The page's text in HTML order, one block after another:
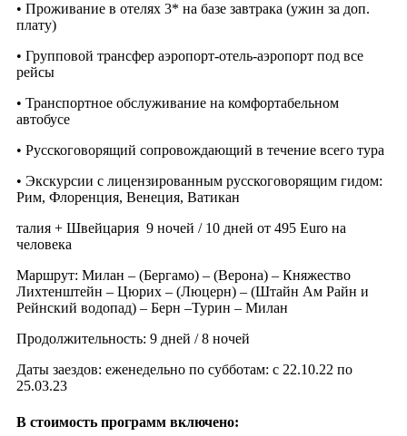
• Проживание в отелях 3* на базе завтрака (ужин за доп.
плату)
• Групповой трансфер аэропорт-отель-аэропорт под все
рейсы
• Транспортное обслуживание на комфортабельном
автобусе
• Русскоговорящий сопровождающий в течение всего тура
• Экскурсии с лицензированным русскоговорящим гидом:
Рим, Флоренция, Венеция, Ватикан
талия + Швейцария 9 ночей / 10 дней от 495 Euro на
человека
Маршрут: Милан – (Бергамо) – (Верона) – Княжество
Лихтенштейн – Цюрих – (Люцерн) – (Штайн Ам Райн и
Рейнский водопад) – Берн –Турин – Милан
Продолжительность: 9 дней / 8 ночей
Даты заездов: еженедельно по субботам: с 22.10.22 по
25.03.23
В стоимость программ включено: